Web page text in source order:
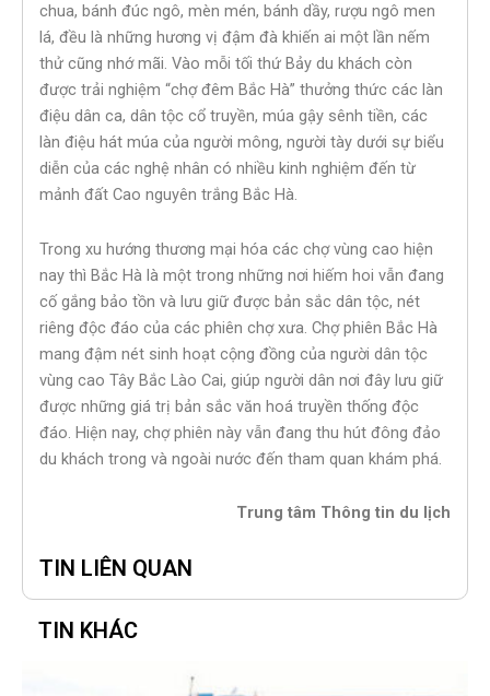
chua, bánh đúc ngô, mèn mén, bánh dầy, rượu ngô men
lá, đều là những hương vị đậm đà khiến ai một lần nếm
thử cũng nhớ mãi. Vào mỗi tối thứ Bảy du khách còn
được trải nghiệm “chợ đêm Bắc Hà” thưởng thức các làn
điệu dân ca, dân tộc cổ truyền, múa gậy sênh tiền, các
làn điệu hát múa của người mông, người tày dưới sự biểu
diễn của các nghệ nhân có nhiều kinh nghiệm đến từ
mảnh đất Cao nguyên trắng Bắc Hà.
Trong xu hướng thương mại hóa các chợ vùng cao hiện
nay thì Bắc Hà là một trong những nơi hiếm hoi vẫn đang
cố gắng bảo tồn và lưu giữ được bản sắc dân tộc, nét
riêng độc đáo của các phiên chợ xưa. Chợ phiên Bắc Hà
mang đậm nét sinh hoạt cộng đồng của người dân tộc
vùng cao Tây Bắc Lào Cai, giúp người dân nơi đây lưu giữ
được những giá trị bản sắc văn hoá truyền thống độc
đáo. Hiện nay, chợ phiên này vẫn đang thu hút đông đảo
du khách trong và ngoài nước đến tham quan khám phá.
Trung tâm Thông tin du lịch
TIN LIÊN QUAN
TIN KHÁC